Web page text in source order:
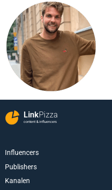
LinkPizza
content & influencers
Influencers
Publishers
Kanalen